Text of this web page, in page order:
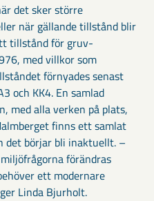
det sker större
när gällande tillstånd blir
tillstånd för gruv­
med villkor som
förnyades senast
och KK4. En samlad
med alla verken på plats,
finns ett samlat
det börjar bli inaktuellt. –
förändras
ett modernare
Linda Bjurholt.